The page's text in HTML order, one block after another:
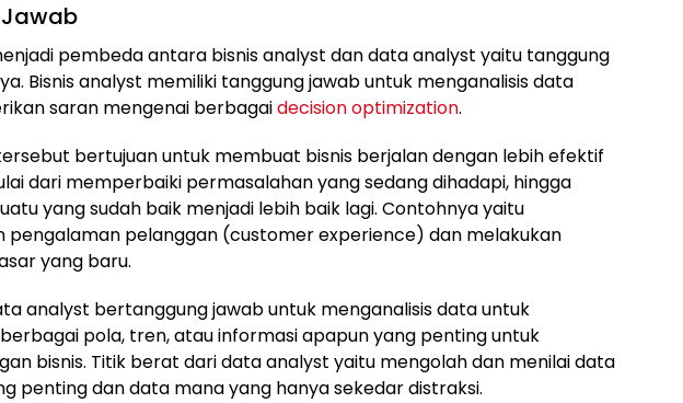
pembeda antara bisnis analyst dan data analyst yaitu tanggung
Bisnis analyst memiliki tanggung jawab untuk menganalisis data
saran mengenai berbagaidecision optimization.
bertujuan untuk membuat bisnis berjalan dengan lebih efektif
dari memperbaiki permasalahan yang sedang dihadapi, hingga
yang sudah baik menjadi lebih baik lagi. Contohnya yaitu
pengalaman pelanggan (customer experience) dan melakukan
yang baru.
analyst bertanggung jawab untuk menganalisis data untuk
pola, tren, atau informasi apapun yang penting untuk
bisnis. Titik berat dari data analyst yaitu mengolah dan menilai data
penting dan data mana yang hanya sekedar distraksi.